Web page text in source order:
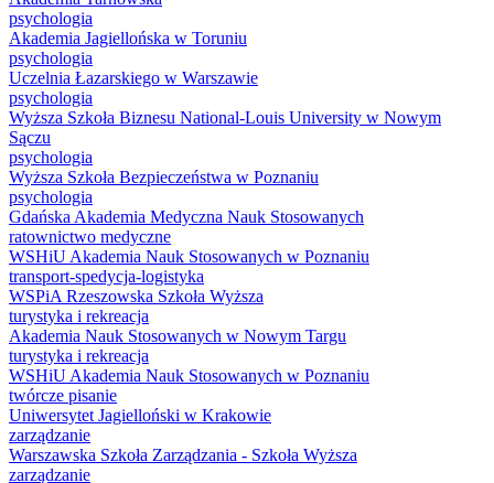
psychologia
Akademia Jagiellońska w Toruniu
psychologia
Uczelnia Łazarskiego w Warszawie
psychologia
Wyższa Szkoła Biznesu National-Louis University w Nowym
Sączu
psychologia
Wyższa Szkoła Bezpieczeństwa w Poznaniu
psychologia
Gdańska Akademia Medyczna Nauk Stosowanych
ratownictwo medyczne
WSHiU Akademia Nauk Stosowanych w Poznaniu
transport-spedycja-logistyka
WSPiA Rzeszowska Szkoła Wyższa
turystyka i rekreacja
Akademia Nauk Stosowanych w Nowym Targu
turystyka i rekreacja
WSHiU Akademia Nauk Stosowanych w Poznaniu
twórcze pisanie
Uniwersytet Jagielloński w Krakowie
zarządzanie
Warszawska Szkoła Zarządzania - Szkoła Wyższa
zarządzanie